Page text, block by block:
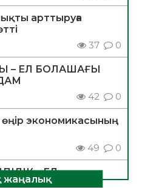
арттыруға
37 0
– ЕЛ БОЛАШАҒЫ
42 0
экономикасының
49 0
– ЕЛ
жаңалық